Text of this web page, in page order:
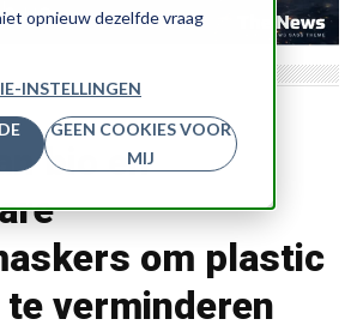
opnieuw dezelfde vraag
INSTELLINGEN
GEEN COOKIES VOOR
MIJ
bio en
om plastic
verminderen